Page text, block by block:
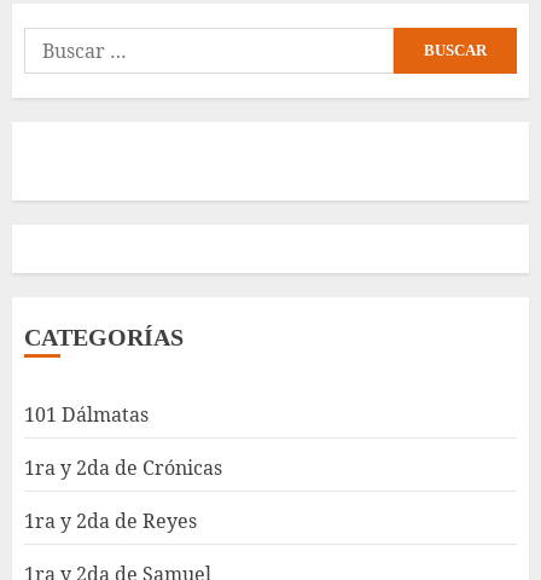
Buscar:
CATEGORÍAS
101 Dálmatas
1ra y 2da de Crónicas
1ra y 2da de Reyes
1ra y 2da de Samuel